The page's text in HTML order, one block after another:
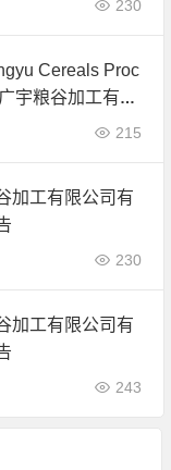
230
Cereals Proc
宇粮谷加工有限
证书的公告
215
加工有限公司有
230
加工有限公司有
243